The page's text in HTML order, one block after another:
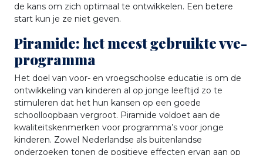
de kans om zich optimaal te ontwikkelen. Een betere
start kun je ze niet geven.
Piramide: het meest gebruikte vve-
programma
Het doel van voor- en vroegschoolse educatie is om de
ontwikkeling van kinderen al op jonge leeftijd zo te
stimuleren dat het hun kansen op een goede
schoolloopbaan vergroot. Piramide voldoet aan de
kwaliteitskenmerken voor programma’s voor jonge
kinderen. Zowel Nederlandse als buitenlandse
onderzoeken tonen de positieve effecten ervan aan op